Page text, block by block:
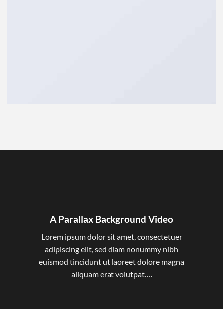
A Parallax Background Video
Lorem ipsum dolor sit amet, consectetuer
adipiscing elit, sed diam nonummy nibh
euismod tincidunt ut laoreet dolore magna
aliquam erat volutpat….